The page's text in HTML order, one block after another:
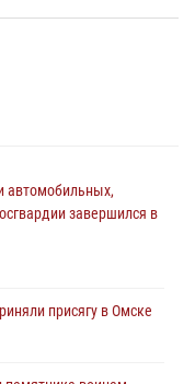
автомобильных,
завершился в
присягу в Омске